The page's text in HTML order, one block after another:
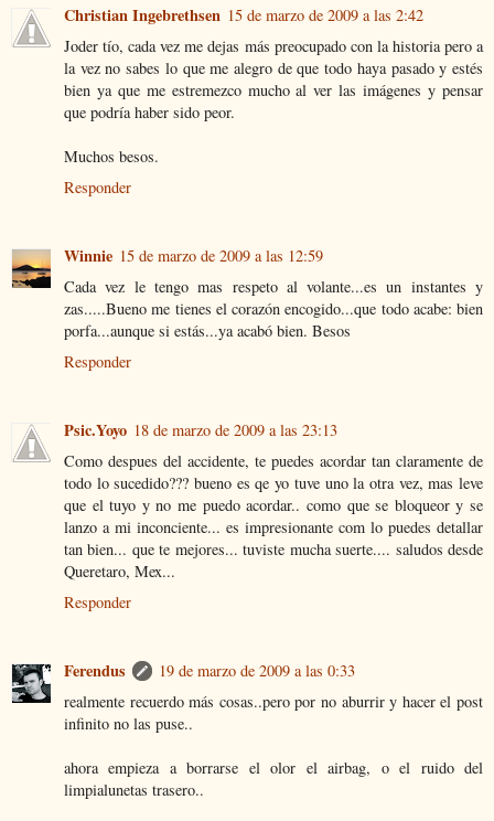
Christian Ingebrethsen 15 de marzo de 2009 a las 2:42
Joder tío, cada vez me dejas más preocupado con la historia pero a
la vez no sabes lo que me alegro de que todo haya pasado y estés
bien ya que me estremezco mucho al ver las imágenes y pensar
que podría haber sido peor.
Muchos besos.
Responder
Winnie 15 de marzo de 2009 a las 12:59
Cada vez le tengo mas respeto al volante...es un instantes y
zas.....Bueno me tienes el corazón encogido...que todo acabe: bien
porfa...aunque si estás...ya acabó bien. Besos
Responder
Psic.Yoyo 18 de marzo de 2009 a las 23:13
Como despues del accidente, te puedes acordar tan claramente de
todo lo sucedido??? bueno es qe yo tuve uno la otra vez, mas leve
que el tuyo y no me puedo acordar.. como que se bloqueor y se
lanzo a mi inconciente... es impresionante com lo puedes detallar
tan bien... que te mejores... tuviste mucha suerte.... saludos desde
Queretaro, Mex...
Responder
Ferendus
19 de marzo de 2009 a las 0:33
realmente recuerdo más cosas..pero por no aburrir y hacer el post
infinito no las puse..
ahora empieza a borrarse el olor el airbag, o el ruido del
limpialunetas trasero..